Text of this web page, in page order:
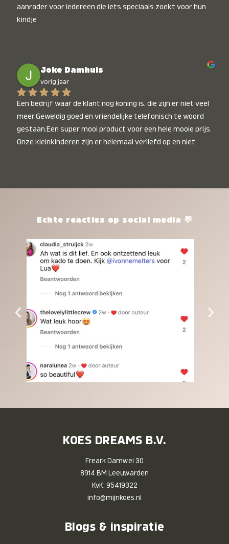
aanrader voor iedereen die iets speciaals zoekt voor hun
kindje
Joke Damhuis
vorig jaar
Een bedrijf waar de klant nog koning is, die zijn er niet veel
meer.Geweldig goed en vriendelijke telefonisch te woord
gestaan.Een super mooi product voor een hele mooie prijs.
Onze kleinkinderen zijn er helemaal verliefd op en niet
het waard.Echte reacties op social media 💬
‹ ›
KOES DREAMS B.V.
Freark Damwei 30
8914 BM Leeuwarden
KvK: 95419322
info@mijnkoes.nl
Blogs & inspiratie